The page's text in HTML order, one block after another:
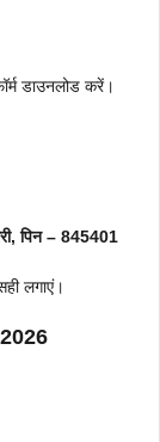
डाउनलोड करें।
पिन – 845401
लगाएं।